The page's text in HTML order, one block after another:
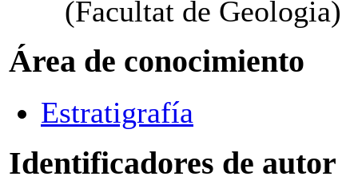
(Facultat de Geologia)
Área de conocimiento
Estratigrafía
Identificadores de autor